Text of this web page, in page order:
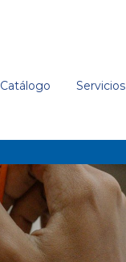
Catálogo Servicios